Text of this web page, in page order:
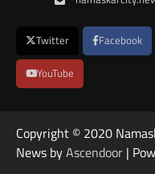
Twitter Facebook
YouTube
Copyright © 2020
News byAscendoor |